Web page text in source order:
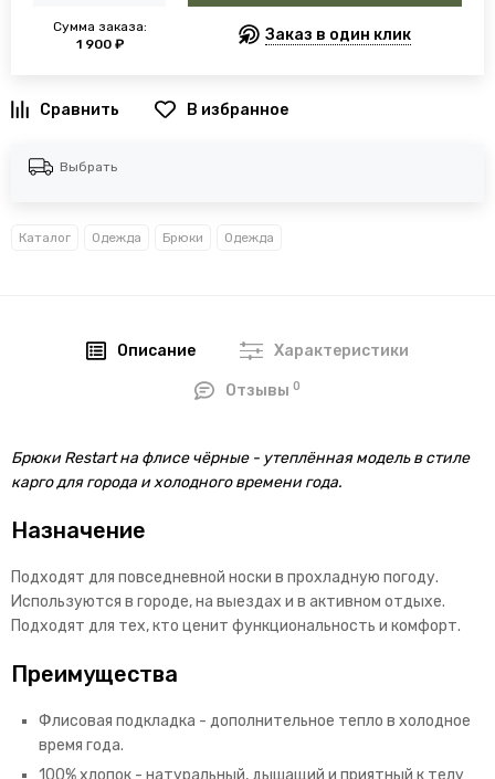
Сумма заказа:
1 900 ₽
Заказ в один клик
В избранное
Выбрать
Каталог Одежда Брюки Одежда
Описание Характеристики
Отзывы0
Брюки Restart на флисе чёрные - утеплённая модель в стиле
карго для города и холодного времени года.
Назначение
Подходят для повседневной носки в прохладную погоду.
Используются в городе, на выездах и в активном отдыхе.
Подходят для тех, кто ценит функциональность и комфорт.
Преимущества
Флисовая подкладка - дополнительное тепло в холодное
время года.